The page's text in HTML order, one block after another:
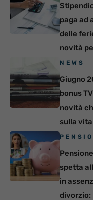
paga ad
delle
novità
NEWS
Giugno
bonus
novità
sulla
spetta
in
divorzio: